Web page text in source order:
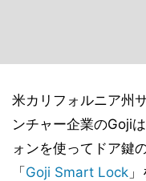
米カリフォルニア州
ンチャー企業のGoji
ォンを使ってドア鍵
「 Goji Smart Lock